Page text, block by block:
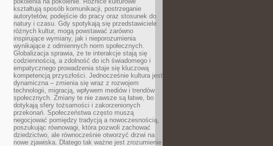
kształtują sposób komunikacji, postrzeganie
autorytetów, podejście do pracy oraz stosunek do
natury i czasu. Gdy spotykają się przedstawiciele
różnych kultur, mogą powstawać zarówno
inspirujące wymiany, jak i nieporozumienia
wynikające z odmiennych norm społecznych.
Globalizacja sprawia, że te interakcje stają się
codziennością, a zdolność do ich świadomego i
empatycznego prowadzenia staje się kluczową
kompetencją przyszłości. Jednocześnie kultura jest
dynamiczna – zmienia się wraz z rozwojem
technologii, migracją, wpływem mediów i trendów
społecznych. Zmiany te nie zawsze są łatwe, bo
dotykają sfery tożsamości i zakorzenionych
przekonań. Społeczeństwa często muszą
negocjować pomiędzy tradycją a nowoczesnością,
poszukując równowagi, która pozwoli zachować
dziedzictwo, ale równocześnie otworzyć drzwi na
nowe zjawiska. Dlatego tak ważne jest zrozumienie